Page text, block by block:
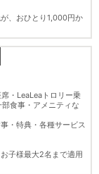
、おひとり1,000円か
・LeaLeaトロリー乗
食事・アメニティな
・特典・各種サービス
子様最大2名まで適用